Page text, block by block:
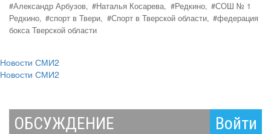
#Александр Арбузов, #Наталья Косарева, #Редкино, #СОШ № 1
Редкино, #спорт в Твери, #Спорт в Тверской области, #федерация
бокса Тверской области
Новости СМИ2
Новости СМИ2
ОБСУЖДЕНИЕ Войти